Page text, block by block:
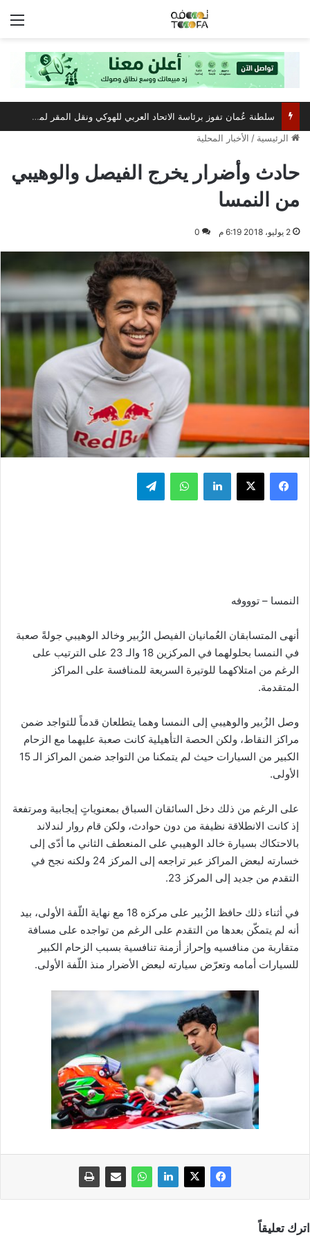
سلطنة عُمان تفوز برئاسة الاتحاد العربي للهوكي ونقل المقر لمسقط
الرئيسية / الأخبار المحلية
حادث وأضرار يخرج الفيصل والوهيبي
من النمسا
2 يوليو، 2018 6:19 م 0
فيسبوك ‫X لينكدإن واتساب تيلقرام
النمسا – توووفه
أنهى المتسابقان العُمانيان الفيصل الزُبير وخالد الوهيبي جولةً صعبة
في النمسا بحلولهما في المركزين 18 والـ 23 على الترتيب على
الرغم من امتلاكهما للوتيرة السريعة للمنافسة على المراكز
المتقدمة.
وصل الزُبير والوهيبي إلى النمسا وهما يتطلعان قدماً للتواجد ضمن
مراكز النقاط، ولكن الحصة التأهيلية كانت صعبة عليهما مع الزحام
الكبير من السيارات حيث لم يتمكنا من التواجد ضمن المراكز الـ 15
الأولى.
على الرغم من ذلك دخل السائقان السباق بمعنوياتٍ إيجابية ومرتفعة
إذ كانت الانطلاقة نظيفة من دون حوادث، ولكن قام روار لندلاند
بالاحتكاك بسيارة خالد الوهيبي على المنعطف الثاني ما أدّى إلى
خسارته لبعض المراكز عبر تراجعه إلى المركز 24 ولكنه نجح في
التقدم من جديد إلى المركز 23.
في أثناء ذلك حافظ الزُبير على مركزه 18 مع نهاية اللّفة الأولى، بيد
أنه لم يتمكّن بعدها من التقدم على الرغم من تواجده على مسافة
متقاربة من منافسيه وإحراز أزمنة تنافسية بسبب الزحام الكبير
للسيارات أمامه وتعرّض سيارته لبعض الأضرار منذ اللّفة الأولى.
اترك تعليقاً